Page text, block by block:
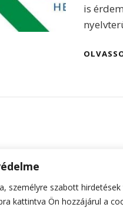
személyre szabott
kattintva Ön hozzájárul a
is
jog fenntartva.Hello